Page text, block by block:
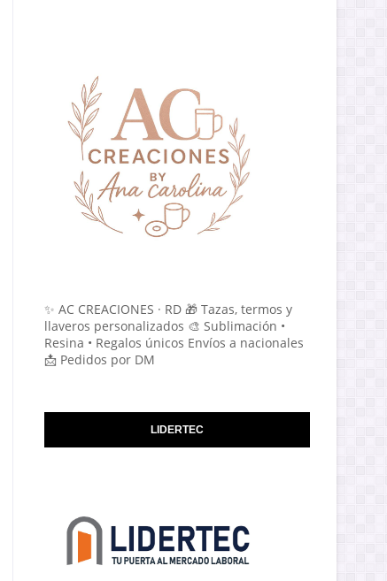
✨ AC CREACIONES · RD 🎁 Tazas, termos y
llaveros personalizados 🎨 Sublimación •
Resina • Regalos únicos Envíos a nacionales
📩 Pedidos por DM
LIDERTEC